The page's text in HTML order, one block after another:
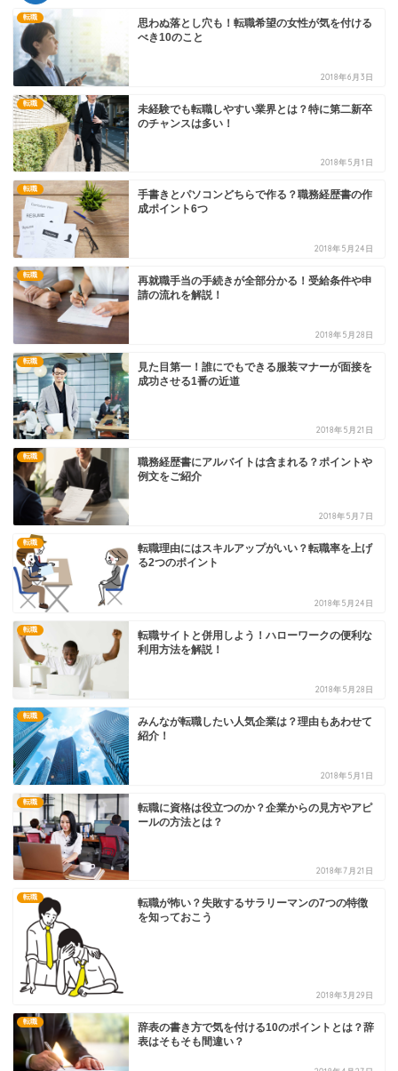
転職
思わぬ落とし穴も！転職希望の女性が気を付ける
べき10のこと
2018年6月3日
転職
未経験でも転職しやすい業界とは？特に第二新卒
のチャンスは多い！
2018年5月1日
転職
手書きとパソコンどちらで作る？職務経歴書の作
成ポイント6つ
2018年5月24日
転職
再就職手当の手続きが全部分かる！受給条件や申
請の流れを解説！
2018年5月28日
転職
見た目第一！誰にでもできる服装マナーが面接を
成功させる1番の近道
2018年5月21日
転職
職務経歴書にアルバイトは含まれる？ポイントや
例文をご紹介
2018年5月7日
転職
転職理由にはスキルアップがいい？転職率を上げ
る2つのポイント
2018年5月24日
転職
転職サイトと併用しよう！ハローワークの便利な
利用方法を解説！
2018年5月28日
転職
みんなが転職したい人気企業は？理由もあわせて
紹介！
2018年5月1日
転職
転職に資格は役立つのか？企業からの見方やアピ
ールの方法とは？
2018年7月21日
転職
転職が怖い？失敗するサラリーマンの7つの特徴
を知っておこう
2018年3月29日
転職
辞表の書き方で気を付ける10のポイントとは？辞
表はそもそも間違い？